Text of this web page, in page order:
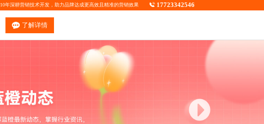
10年深耕营销技术开发，助力品牌达成更高效且精准的营销效果 17723342546
了解详情